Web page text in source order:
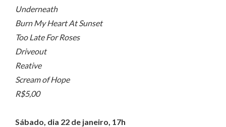
Underneath
Burn My Heart At Sunset
Too Late For Roses
Driveout
Reative
Scream of Hope
R$5,00
Sábado, dia 22 de janeiro, 17h